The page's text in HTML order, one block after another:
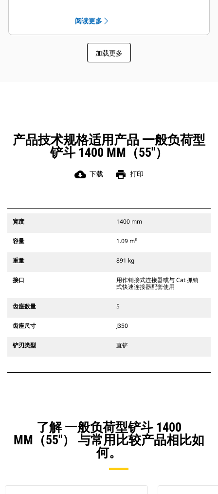
铲斗配有一个可优化挖掘力的凹进
销，当与 Cat 抓销式快速连接器配套
使用时，可为铲斗提供更快的循环时
间。
此外，Cat 抓销式快速连接器还允许操
带式挖掘机和所有轮式挖掘机兼容。
此外，还提供挖沟宽度连接器。
与 CW 专用连接器系统兼容的附件采
用固定式快速连接器铰接件。 CW 专
用连接器采用楔式锁定系统，确保始
终稳固地连接附件。
阅读更多
加载更多
产品技术规格适用产品 一般负荷型
铲斗 1400 MM（55"）
cloud_download 下载 print 打印
宽度 1400 mm
容量 1.09 m³
重量 891 kg
接口
用作销接式连接器或与 Cat 抓销
式快速连接器配套使用
齿座数量 5
齿座尺寸 J350
铲刃类型 直铲
了解 一般负荷型铲斗 1400
MM（55"） 与常用比较产品相比如
何。